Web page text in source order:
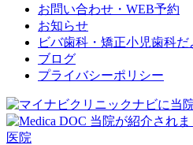
お問い合わせ・WEB予約
お知らせ
ビバ歯科・矯正小児歯科だ
ブログ
プライバシーポリシー